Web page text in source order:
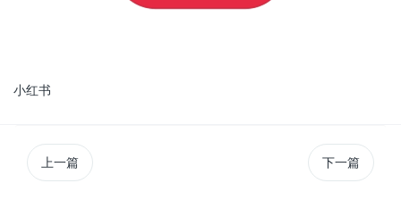
小红书
上一篇 下一篇